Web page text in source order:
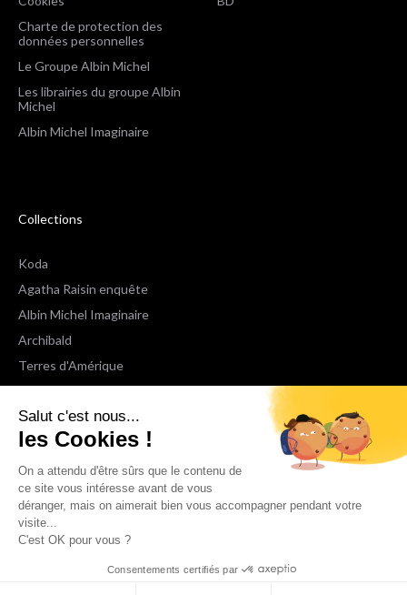
Salut c'est nous...
les Cookies !
On a attendu d'être sûrs que le contenu de
ce site vous intéresse avant de vous
déranger, mais on aimerait bien vous accompagner pendant votre
visite...
C'est OK pour vous ?
Consentements certifiés par
Charte de protection des
données personnelles
Le Groupe Albin Michel
Les librairies du groupe Albin
Michel
Albin Michel Imaginaire
Collections
Koda
Agatha Raisin enquête
Albin Michel Imaginaire
Archibald
Terres d'Amérique
Espaces Libres Poche
NOX
Wiz
Voir toutes les collections
Nous suivre